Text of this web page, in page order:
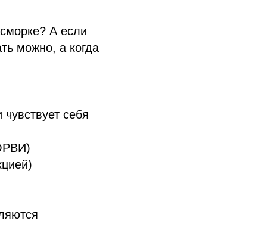
А если
можно, а когда
себя